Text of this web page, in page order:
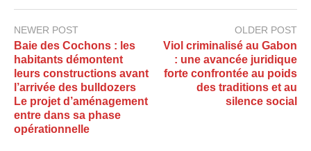
NEWER POST
Baie des Cochons : les
habitants démontent
leurs constructions avant
l’arrivée des bulldozers
Le projet d’aménagement
entre dans sa phase
opérationnelle
OLDER POST
Viol criminalisé au Gabon
: une avancée juridique
forte confrontée au poids
des traditions et au
silence social